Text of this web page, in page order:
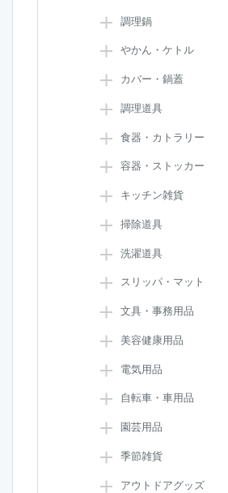
調理鍋
やかん・ケトル
カバー・鍋蓋
調理道具
食器・カトラリー
容器・ストッカー
キッチン雑貨
掃除道具
洗濯道具
スリッパ・マット
文具・事務用品
美容健康用品
電気用品
自転車・車用品
園芸用品
季節雑貨
アウトドアグッズ